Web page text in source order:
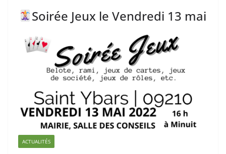
Soirée Jeux le Vendredi 13 mai
ACTUALITÉS